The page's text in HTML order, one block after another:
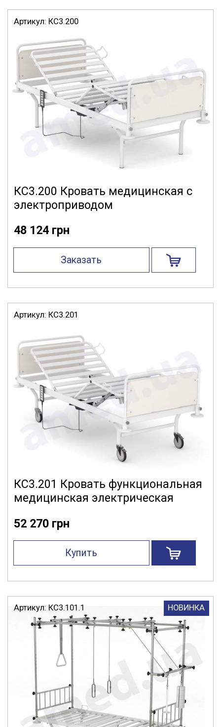
Артикул: КС3.200
КС3.200 Кровать медицинская с
электроприводом
48 124 грн
Заказать
Артикул: КС3.201
КС3.201 Кровать функциональная
медицинская электрическая
52 270 грн
Купить
Артикул: КС3.101.1 НОВИНКА